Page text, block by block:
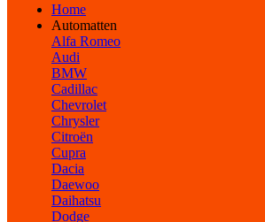
Home
Automatten
Alfa Romeo
Audi
BMW
Cadillac
Chevrolet
Chrysler
Citroën
Cupra
Dacia
Daewoo
Daihatsu
Dodge